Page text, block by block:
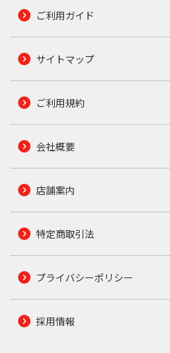
ご利用ガイド
サイトマップ
ご利用規約
会社概要
店舗案内
特定商取引法
プライバシーポリシー
採用情報